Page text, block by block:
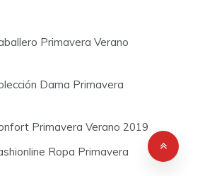
Primavera Verano
Dama Primavera
Primavera Verano 2019
Ropa Primavera